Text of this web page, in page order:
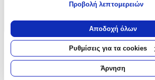
Να συλλέξουμε πληροφορίες σχετικά
σας τοποθεσία, οι οποίες μπορεί να είναι
απόσταση μερικών μέτρων
Να αναγνωρίσουμε τη συσκευή σας
για συγκεκριμένα χαρακτηριστικά
Μάθετε περισσότερα σχετικά με τον τρόπο
Προβολή λεπτομερειών
Αποδοχή όλων
Ρυθμίσεις για τα cookies
Άρνηση
Χαρακτηριστικά